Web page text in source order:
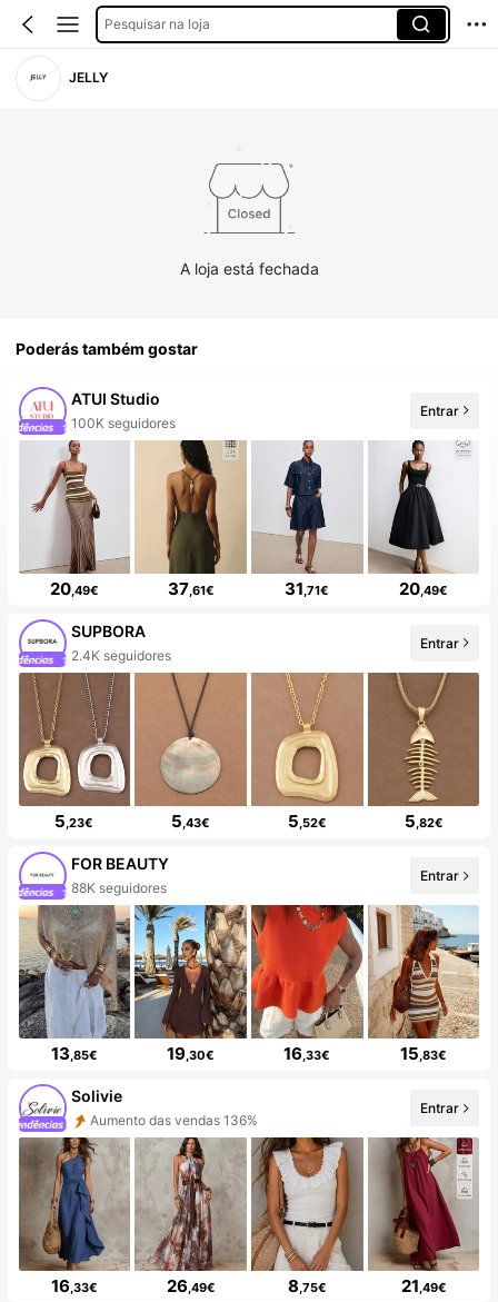
Pesquisar na loja
JELLY
A loja está fechada
Poderás também gostar
ATUI Studio
50+ Novo
Entrar
20,49€ 37,61€ 31 ,71€ 20 ,49€
SUPBORA
A loja tem novidades
Entrar
5 ,23€ 5 ,43€ 5 ,52€ 5 ,82€
FOR BEAUTY
20+ Novo
Entrar
13,85€ 19,30€ 16,33€ 15,83€
Solivie
Aumento das vendas 136%
Entrar
16,33€ 26,49€ 8,75€ 21,49€